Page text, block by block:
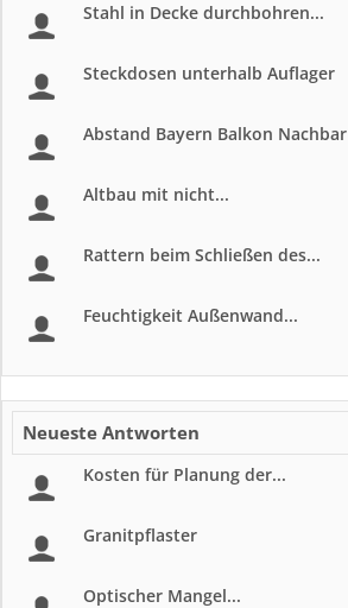
Stahl in Decke durchbohren...
Steckdosen unterhalb Auflager
Abstand Bayern Balkon Nachbar
Altbau mit nicht...
Rattern beim Schließen des...
Feuchtigkeit Außenwand...
Neueste Antworten
Kosten für Planung der...
Granitpflaster
Optischer Mangel...